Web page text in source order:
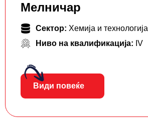
Мелничар
Сектор: Хемија и технологија
Ниво на квалификација: IV
Види повеќе